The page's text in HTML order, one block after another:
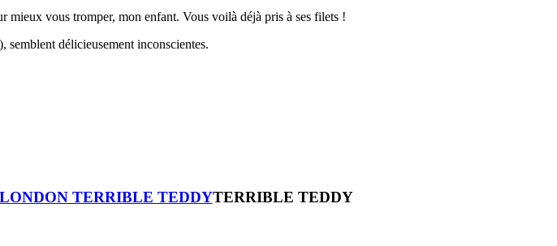
mieux vous tromper, mon enfant. Vous voilà déjà pris à ses filets !
semblent délicieusement inconscientes.
TERRIBLE TEDDY